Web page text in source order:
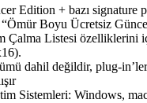
Edition + bazı signature
“Ömür Boyu Ücretsiz
Çalma Listesi özelliklerini
dahil değildir, plug-
Sistemleri: Windows,